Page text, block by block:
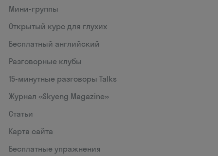
Мини-группы
Открытый курс для глухих
Бесплатный английский
Разговорные клубы
15‑минутные разговоры Talks
Журнал «Skyeng Magazine»
Статьи
Карта сайта
Бесплатные упражнения